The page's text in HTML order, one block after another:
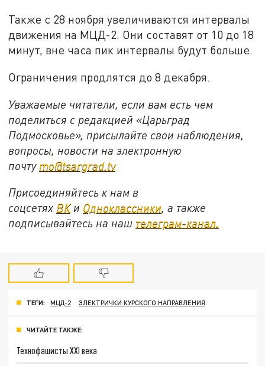
Также с 28 ноября увеличиваются интервалы
движения на МЦД-2. Они составят от 10 до 18
минут, вне часа пик интервалы будут больше.
Ограничения продлятся до 8 декабря.
Уважаемые читатели, если вам есть чем
поделиться с редакцией «Царьград
Подмосковье», присылайте свои наблюдения,
вопросы, новости на электронную
почту mo@tsargrad.tv
Присоединяйтесь к нам в
соцсетях ВКи Одноклассники, а также
подписывайтесь на наш телеграм-канал.
ТЕГИ: МЦД-2 ЭЛЕКТРИЧКИ КУРСКОГО НАПРАВЛЕНИЯ
ЧИТАЙТЕ ТАКЖЕ:
Технофашисты XXI века